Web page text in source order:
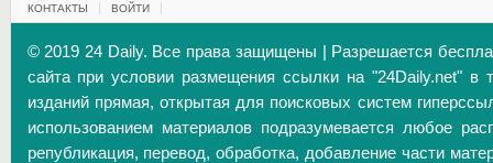
КОНТАКТЫ ВОЙТИ
© 2019 24 Daily. Все права защищены | Разрешается
сайта при условии размещения ссылки на "24Daily.net" в
изданий прямая, открытая для поисковых систем
использованием материалов подразумевается любое
републикация, перевод, обработка, добавление части